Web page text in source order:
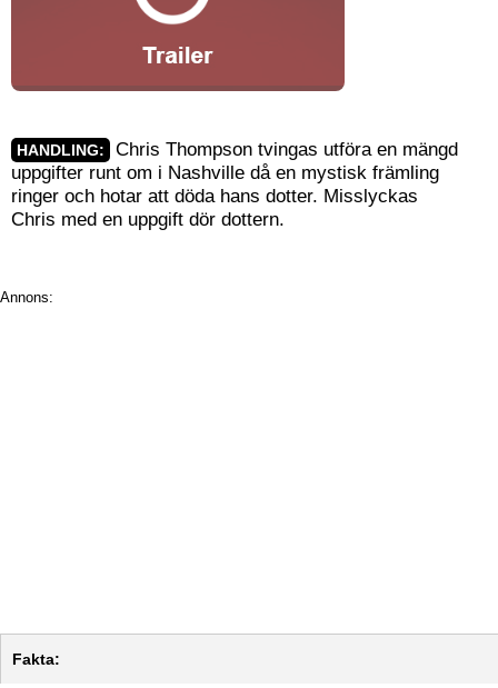
HANDLING:
Chris Thompson tvingas utföra en mängd
uppgifter runt om i Nashville då en mystisk främling
ringer och hotar att döda hans dotter. Misslyckas
Chris med en uppgift dör dottern.
Annons:
Fakta: